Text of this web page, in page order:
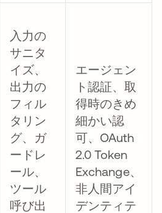
入力の
サニタ
イズ、
出力の
フィル
タリン
グ、ガ
ードレ
ール、
ツール
呼び出
エージェン
ト認証、取
得時のきめ
細かい認
可、OAuth
2.0 Token
Exchange、
非人間アイ
デンティテ